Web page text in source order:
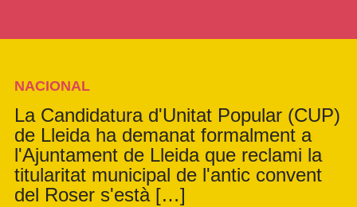
NACIONAL
La Candidatura d'Unitat Popular (CUP)
de Lleida ha demanat formalment a
l'Ajuntament de Lleida que reclami la
titularitat municipal de l'antic convent
del Roser s'està […]